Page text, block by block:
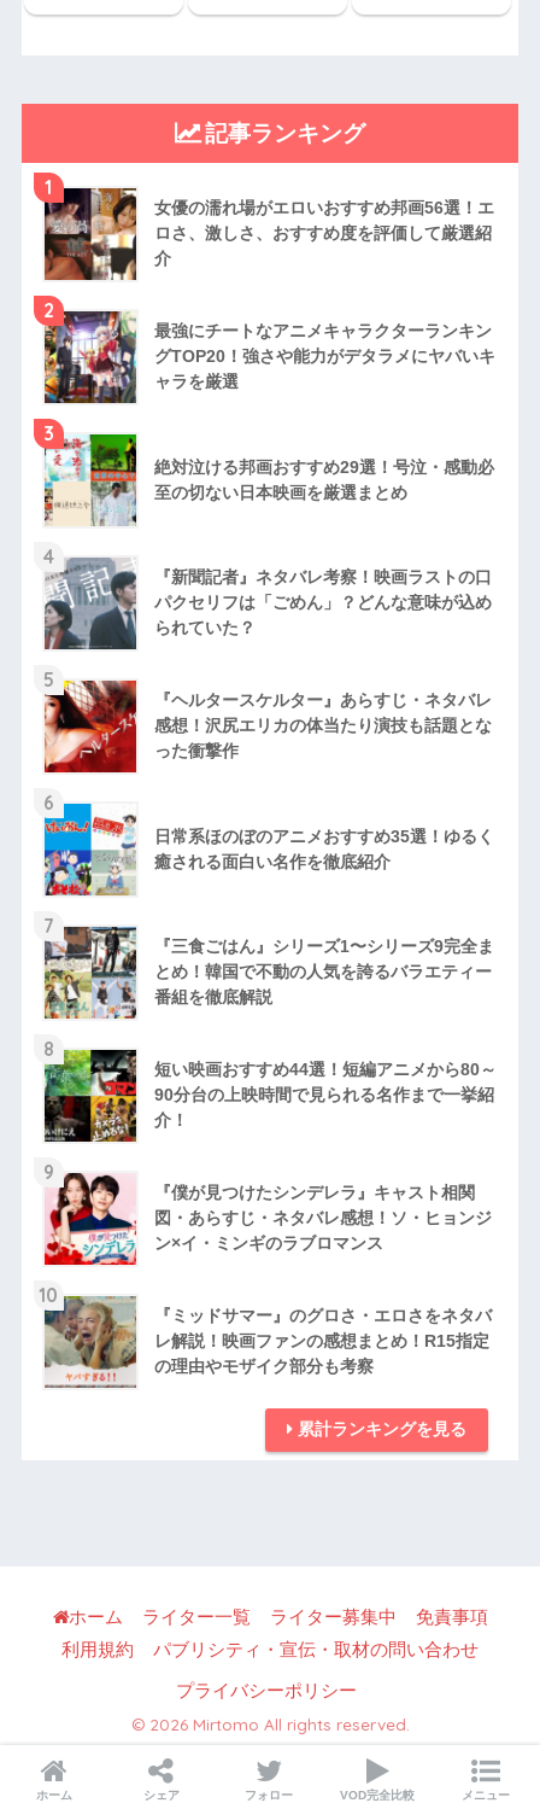
記事ランキング
1
女優の濡れ場がエロいおすすめ邦画56選！エ
ロさ、激しさ、おすすめ度を評価して厳選紹
介
2
最強にチートなアニメキャラクターランキン
グTOP20！強さや能力がデタラメにヤバいキ
ャラを厳選
3
絶対泣ける邦画おすすめ29選！号泣・感動必
至の切ない日本映画を厳選まとめ
4
『新聞記者』ネタバレ考察！映画ラストの口
パクセリフは「ごめん」？どんな意味が込め
られていた？
5
『ヘルタースケルター』あらすじ・ネタバレ
感想！沢尻エリカの体当たり演技も話題とな
った衝撃作
6
日常系ほのぼのアニメおすすめ35選！ゆるく
癒される面白い名作を徹底紹介
7
『三食ごはん』シリーズ1〜シリーズ9完全ま
とめ！韓国で不動の人気を誇るバラエティー
番組を徹底解説
8
短い映画おすすめ44選！短編アニメから80～
90分台の上映時間で見られる名作まで一挙紹
介！
9
『僕が見つけたシンデレラ』キャスト相関
図・あらすじ・ネタバレ感想！ソ・ヒョンジ
ン×イ・ミンギのラブロマンス
10
『ミッドサマー』のグロさ・エロさをネタバ
レ解説！映画ファンの感想まとめ！R15指定
の理由やモザイク部分も考察
累計ランキングを見る
ホーム ライター一覧 ライター募集中
免責事項
利用規約
パブリシティ・宣伝・取材の問い合わせ
プライバシーポリシー
© 2026 Mirtomo All rights reserved.
ホーム シェア フォロー VOD完全比較 メニュー